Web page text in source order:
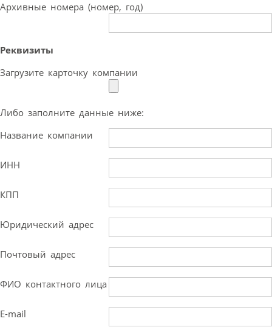
Архивные номера (номер, год)
Реквизиты
Загрузите карточку компании
Либо заполните данные ниже:
Название компании
ИНН
КПП
Юридический адрес
Почтовый адрес
ФИО контактного лица
E-mail